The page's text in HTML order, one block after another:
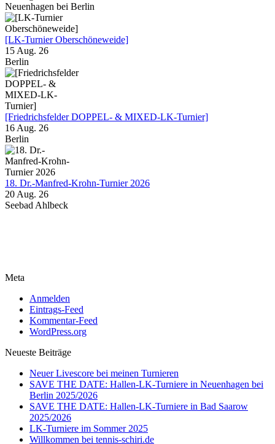
Neuenhagen bei Berlin
[LK-Turnier Oberschöneweide]
15 Aug. 26
Berlin
[Friedrichsfelder DOPPEL- & MIXED-LK-Turnier]
16 Aug. 26
Berlin
18. Dr.-Manfred-Krohn-Turnier 2026
20 Aug. 26
Seebad Ahlbeck
Meta
Anmelden
Eintrags-Feed
Kommentar-Feed
WordPress.org
Neueste Beiträge
Neuer Livescore bei meinen Turnieren
SAVE THE DATE: Hallen-LK-Turniere in Neuenhagen bei
Berlin 2025/2026
SAVE THE DATE: Hallen-LK-Turniere in Bad Saarow
2025/2026
LK-Turniere im Sommer 2025
Willkommen bei tennis-schiri.de